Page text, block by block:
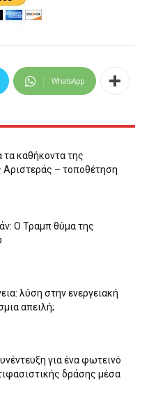
WhatsApp
τα καθήκοντα της
Αριστεράς – τοποθέτηση
Ο Τραμπ θύμα της
λύση στην ενεργειακή
απειλή;
για ένα φωτεινό
δράσης μέσα